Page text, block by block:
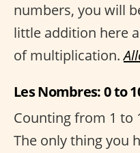
numbers, you will
little addition here
of multiplication.
Les Nombres: 0 to
Counting from 1 to
The only thing you